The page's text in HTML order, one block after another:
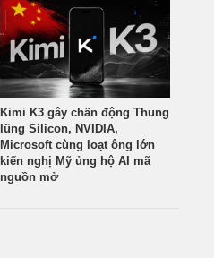
Kimi K3 gây chấn động Thung
lũng Silicon, NVIDIA,
Microsoft cùng loạt ông lớn
kiến nghị Mỹ ủng hộ AI mã
nguồn mở